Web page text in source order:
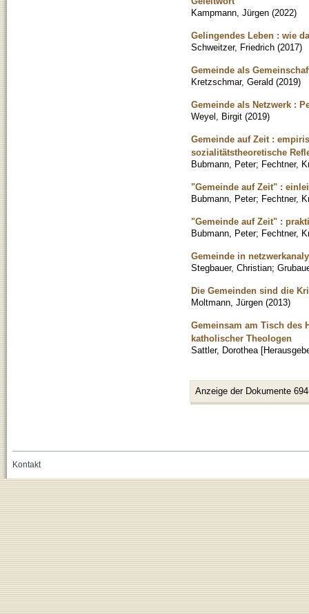
Kampmann, Jürgen (2022)
Gelingendes Leben : wie
Schweitzer, Friedrich (2017)
Gemeinde als
Kretzschmar, Gerald (2019)
Gemeinde als Netzwerk :
Weyel, Birgit (2019)
Gemeinde auf Zeit :
sozialitätstheoretische
Bubmann, Peter; Fechtner,
"Gemeinde auf Zeit" :
Bubmann, Peter; Fechtner,
"Gemeinde auf Zeit" :
Bubmann, Peter; Fechtner,
Gemeinde in
Stegbauer, Christian;
Die Gemeinden sind die
Moltmann, Jürgen (2013)
Gemeinsam am Tisch des
katholischer Theologen
Sattler, Dorothea
Anzeige der Dokumente
Kontakt